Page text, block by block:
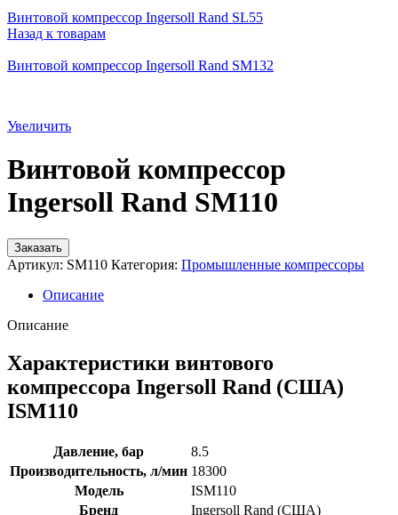
Винтовой компрессор Ingersoll Rand SL55
Назад к товарам
Винтовой компрессор Ingersoll Rand SM132
Увеличить
Винтовой компрессор
Ingersoll Rand SM110
Заказать
Артикул: SM110 Категория: Промышленные компрессоры
Описание
Описание
Характеристики винтового
компрессора Ingersoll Rand (США)
ISM110
Давление, бар
8.5
Производительность, л/мин 18300
Модель
ISM110
Бренд
Ingersoll Rand (США)